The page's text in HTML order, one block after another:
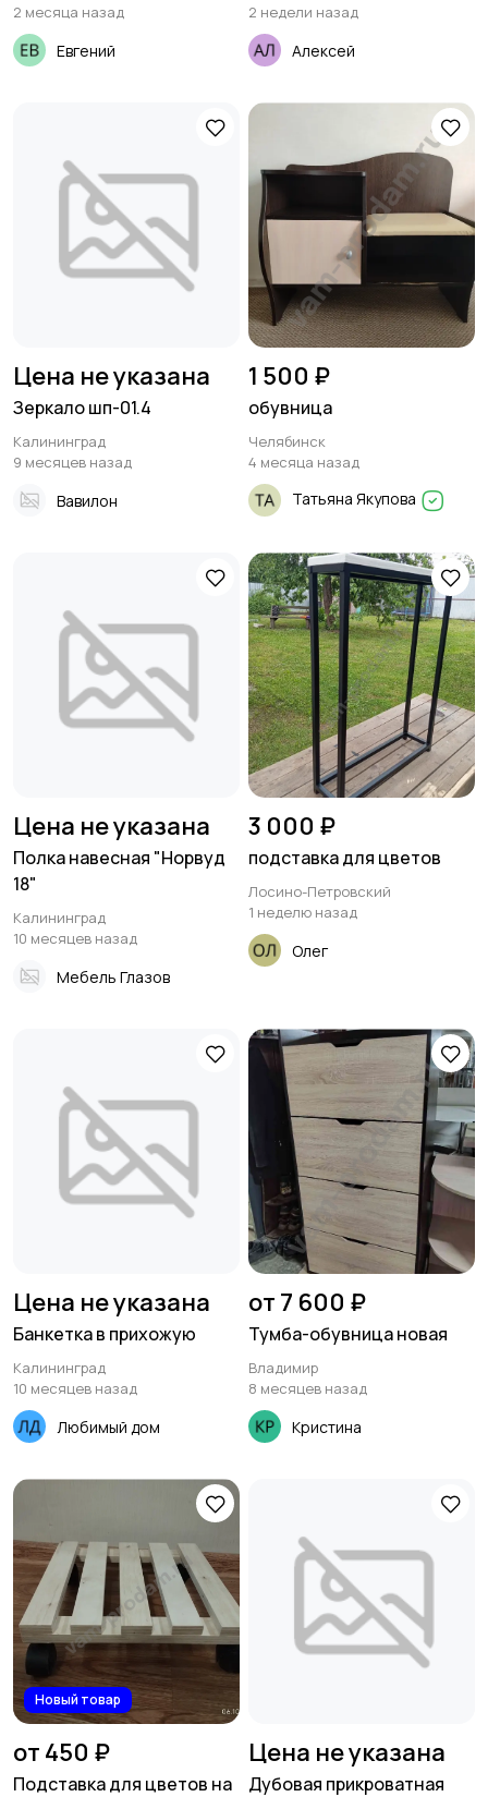
2 месяца назад
Евгений
2 недели назад
Алексей
Цена не указана
Зеркало шп-01.4
Калининград
9 месяцев назад
Вавилон
1 500 ₽
обувница
Челябинск
4 месяца назад
Татьяна Якупова
Цена не указана
Полка навесная "Норвуд
18"
Калининград
10 месяцев назад
Мебель Глазов
3 000 ₽
подставка для цветов
Лосино-Петровский
1 неделю назад
Олег
Цена не указана
Банкетка в прихожую
Калининград
10 месяцев назад
Любимый дом
от 7 600 ₽
Тумба-обувница новая
Владимир
8 месяцев назад
Кристина
Новый товар
от 450 ₽
Подставка для цветов на
Цена не указана
Дубовая прикроватная